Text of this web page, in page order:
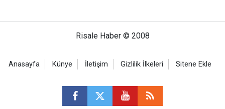
Risale Haber © 2008
Anasayfa Künye İletişim Gizlilik İlkeleri Sitene Ekle